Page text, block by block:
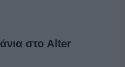
στο Alter